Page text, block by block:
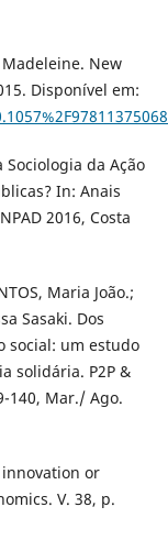
Madeleine. New
Disponível em:
Sociologia da Ação
In: Anais
2016, Costa
Maria João.;
Sasaki. Dos
social: um estudo
solidária. P2P &
140, Mar./ Ago.
innovation or
V. 38, p.